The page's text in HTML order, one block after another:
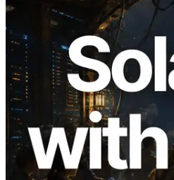
2026.08.05
ERPC 擴展 Solana
增全球 7 個區域的
Validators